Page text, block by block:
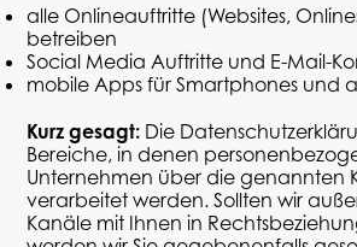
alle Onlineauftritte (Websites,
betreiben
Social Media Auftritte und E-Mail-
mobile Apps für Smartphones und
Kurz gesagt: Die
Bereiche, in denen
Unternehmen über die genannten
verarbeitet werden. Sollten wir
Kanäle mit Ihnen in